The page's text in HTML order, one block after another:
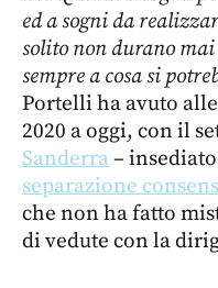
ed a sogni da
solito non durano
sempre a cosa si
Portelli ha avuto
2020 a oggi, con il
Sanderra–
separazione
che non ha fatto
di vedute con la